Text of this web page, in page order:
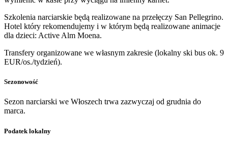
Szkolenia narciarskie będą realizowane na przełęczy San Pellegrino.
Hotel który rekomendujemy i w którym będą realizowane animacje
dla dzieci: Active Alm Moena.
Transfery organizowane we własnym zakresie (lokalny ski bus ok. 9
EUR/os./tydzień).
Sezonowość
Sezon narciarski we Włoszech trwa zazwyczaj od grudnia do
marca.
Podatek lokalny